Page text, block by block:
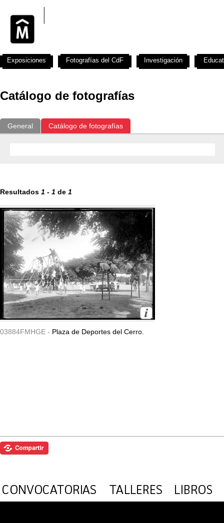
Catálogo de fotografías
General Catálogo de fotografías
Resultados 1 - 1 de 1
03884FMHGE - Plaza de Deportes del Cerro.
Exposiciones Fotografías del CdF Investigación